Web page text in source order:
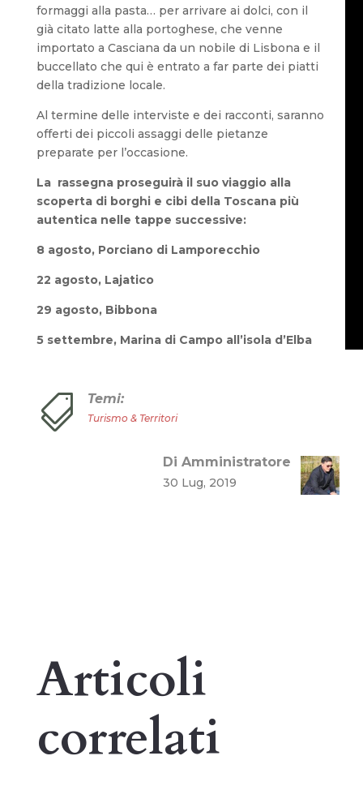
formaggi alla pasta… per arrivare ai dolci, con il
già citato latte alla portoghese, che venne
importato a Casciana da un nobile di Lisbona e il
buccellato che qui è entrato a far parte dei piatti
della tradizione locale.
Al termine delle interviste e dei racconti, saranno
offerti dei piccoli assaggi delle pietanze
preparate per l’occasione.
La rassegna proseguirà il suo viaggio alla
scoperta di borghi e cibi della Toscana più
autentica nelle tappe successive:
8 agosto, Porciano di Lamporecchio
22 agosto, Lajatico
29 agosto, Bibbona
5 settembre, Marina di Campo all’isola d’Elba
 Temi:
Turismo & Territori
Di Amministratore
30 Lug, 2019
Articoli
correlati